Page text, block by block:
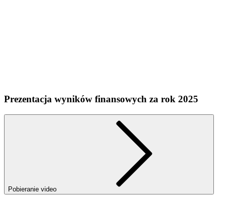
Prezentacja wyników finansowych za rok 2025
Pobieranie video